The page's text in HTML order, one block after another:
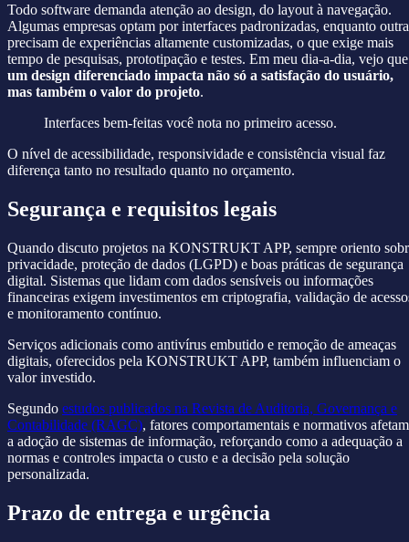
Todo software demanda atenção ao design, do layout à navegação.
Algumas empresas optam por interfaces padronizadas, enquanto
precisam de experiências altamente customizadas, o que exige mais
tempo de pesquisas, prototipação e testes. Em meu dia-a-dia, vejo que
um design diferenciado impacta não só a satisfação do usuário,
mas também o valor do projeto.
Interfaces bem-feitas você nota no primeiro acesso.
O nível de acessibilidade, responsividade e consistência visual faz
diferença tanto no resultado quanto no orçamento.
Segurança e requisitos legais
Quando discuto projetos na KONSTRUKT APP, sempre oriento
privacidade, proteção de dados (LGPD) e boas práticas de segurança
digital. Sistemas que lidam com dados sensíveis ou informações
financeiras exigem investimentos em criptografia, validação de
e monitoramento contínuo.
Serviços adicionais como antivírus embutido e remoção de ameaças
digitais, oferecidos pela KONSTRUKT APP, também influenciam o
valor investido.
Segundo estudos publicados na Revista de Auditoria, Governança e
Contabilidade (RAGC), fatores comportamentais e normativos afetam
a adoção de sistemas de informação, reforçando como a adequação a
normas e controles impacta o custo e a decisão pela solução
personalizada.
Prazo de entrega e urgência